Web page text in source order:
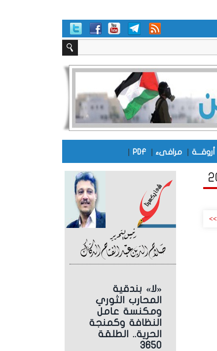
أروقـــة مرافىء PDF
«لا» بندقية
المحارب الثوري
ومكنسة عامل
النظافة وكمنجة
الحرية.. الطلقة
3650
>>